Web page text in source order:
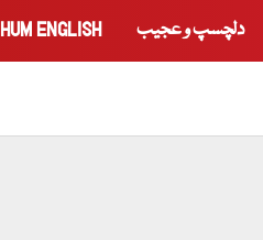
دلچسپ و عجیب HUM ENGLISH